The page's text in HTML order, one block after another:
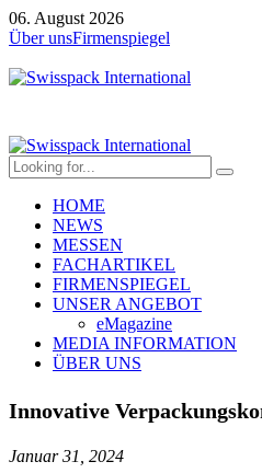
06. August 2026
Über unsFirmenspiegel
HOME
NEWS
MESSEN
FACHARTIKEL
FIRMENSPIEGEL
UNSER ANGEBOT
eMagazine
MEDIA INFORMATION
ÜBER UNS
Innovative
Januar 31, 2024